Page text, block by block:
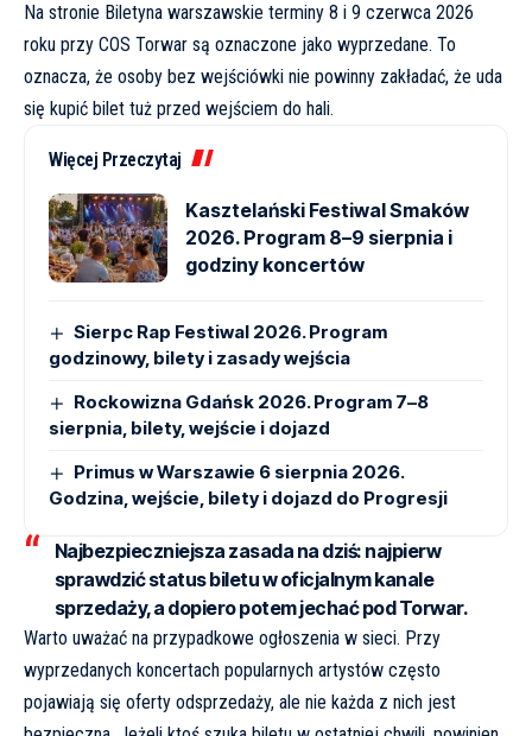
Na stronie Biletyna warszawskie terminy 8 i 9 czerwca 2026
roku przy COS Torwar są oznaczone jako wyprzedane. To
oznacza, że osoby bez wejściówki nie powinny zakładać, że uda
się kupić bilet tuż przed wejściem do hali.
Więcej Przeczytaj
Kasztelański Festiwal Smaków
2026. Program 8–9 sierpnia i
godziny koncertów
Sierpc Rap Festiwal 2026. Program
godzinowy, bilety i zasady wejścia
Rockowizna Gdańsk 2026. Program 7–8
sierpnia, bilety, wejście i dojazd
Primus w Warszawie 6 sierpnia 2026.
Godzina, wejście, bilety i dojazd do Progresji
Najbezpieczniejsza zasada na dziś: najpierw
sprawdzić status biletu w oficjalnym kanale
sprzedaży, a dopiero potem jechać pod Torwar.
Warto uważać na przypadkowe ogłoszenia w sieci. Przy
wyprzedanych koncertach popularnych artystów często
pojawiają się oferty odsprzedaży, ale nie każda z nich jest